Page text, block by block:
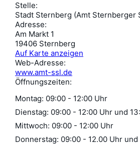
Stelle:
Stadt Sternberg (Amt Sternberger
Adresse:
Am Markt 1
19406 Sternberg
Auf Karte anzeigen
Web-Adresse:
www.amt-ssl.de
Öffnungszeiten:
Montag: 09:00 - 12:00 Uhr
Dienstag: 09:00 - 12:00 Uhr und
Mittwoch: 09:00 - 12:00 Uhr
Donnerstag: 09:00 - 12.00 Uhr